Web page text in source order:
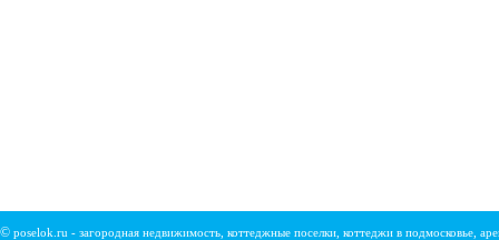
© poselok.ru - загородная недвижимость, коттеджные поселки, коттеджи в подмосковье,